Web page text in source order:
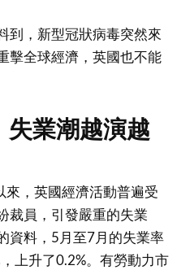
到，新型冠狀病毒突然來
擊全球經濟，英國也不能
業潮越演越
，英國經濟活動普遍受
裁員，引發嚴重的失業
資料，5月至7月的失業率
上升了0.2%。有勞動力市